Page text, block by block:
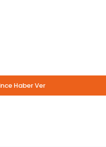
Haber Ver